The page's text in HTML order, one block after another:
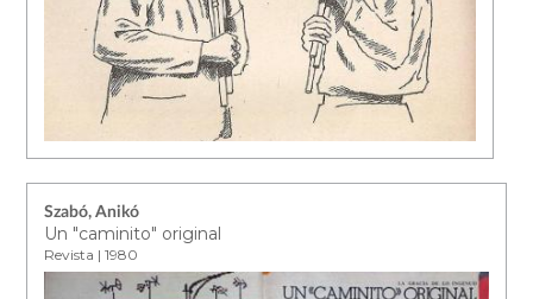
Szabó, Anikó
Un "caminito" original
Revista | 1980